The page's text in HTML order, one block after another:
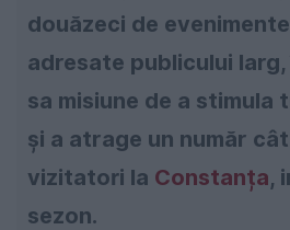
douăzeci de
adresate publicului larg,
sa misiune de a stimula
și a atrage un număr
vizitatori la Constanța,
sezon.